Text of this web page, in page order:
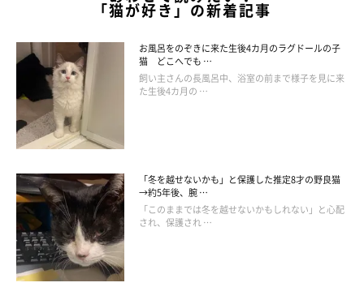
「猫が好き」の新着記事
お風呂をのぞきに来た生後4カ月のラグドールの子
猫 どこへでも …
飼い主さんの長風呂中、浴室の前まで様子を見に来
た生後4カ月の …
「冬を越せないかも」と保護した推定8才の野良猫
→約5年後、腕 …
「このままでは冬を越せないかもしれない」と心配
され、保護され …